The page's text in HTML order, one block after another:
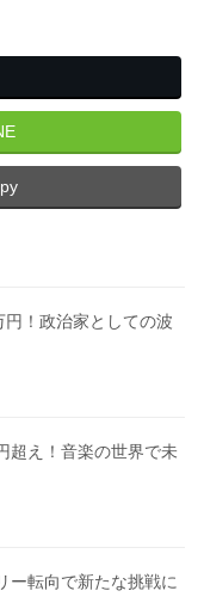
！政治家としての波
超え！音楽の世界で未
ー転向で新たな挑戦に